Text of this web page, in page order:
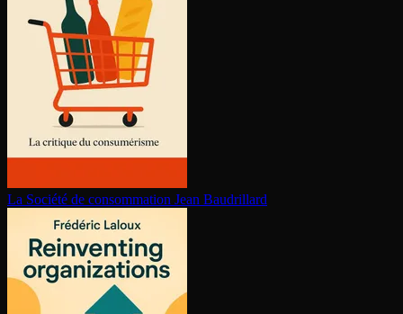
La Société de consom­ma­tion Jean Baudrillard